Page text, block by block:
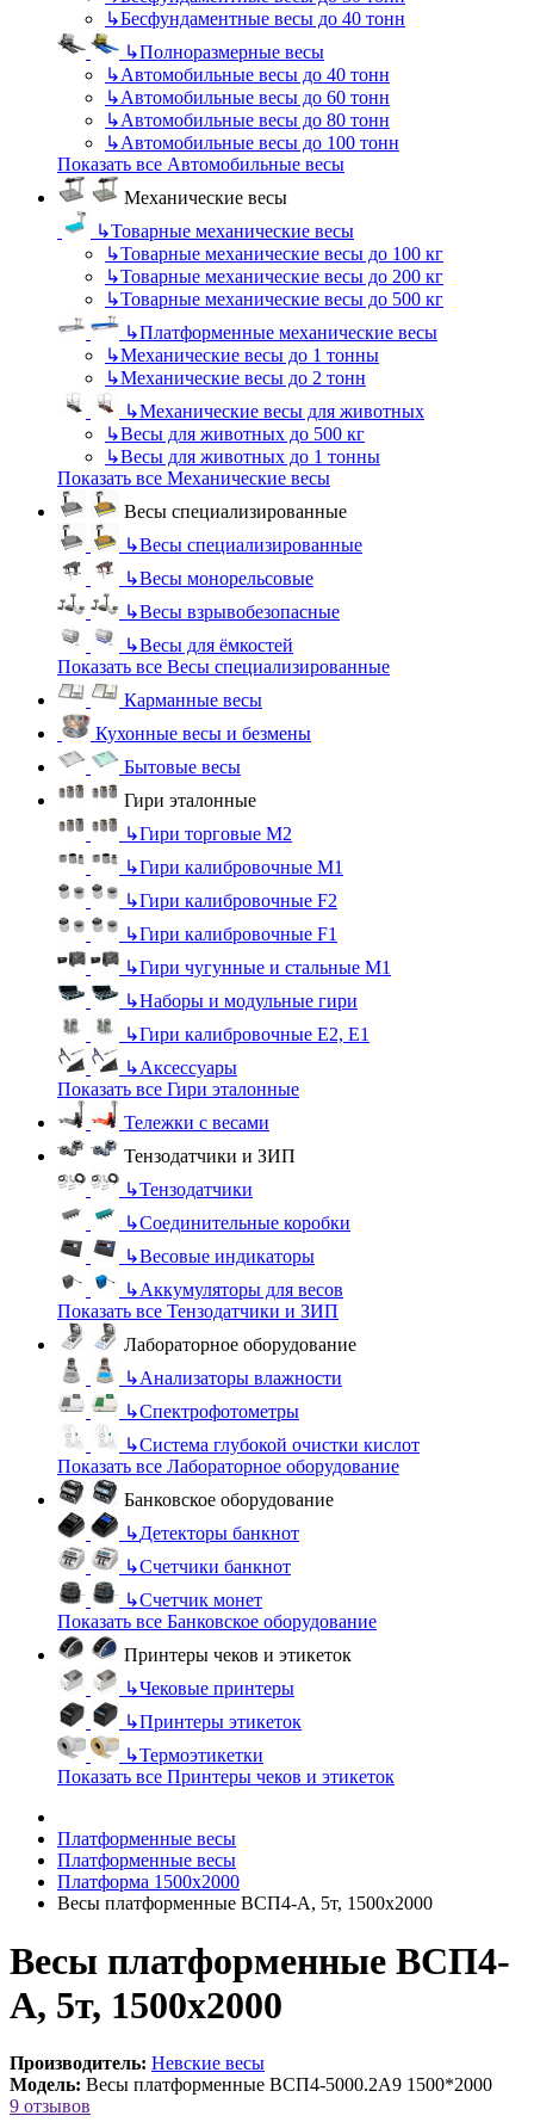
↳Бесфундаментные весы до 40 тонн
↳Полноразмерные весы
↳Автомобильные весы до 40 тонн
↳Автомобильные весы до 60 тонн
↳Автомобильные весы до 80 тонн
↳Автомобильные весы до 100 тонн
Показать все Автомобильные весы
Механические весы
↳Товарные механические весы
↳Товарные механические весы до 100 кг
↳Товарные механические весы до 200 кг
↳Товарные механические весы до 500 кг
↳Платформенные механические весы
↳Механические весы до 1 тонны
↳Механические весы до 2 тонн
↳Механические весы для животных
↳Весы для животных до 500 кг
↳Весы для животных до 1 тонны
Показать все Механические весы
Весы специализированные
↳Весы специализированные
↳Весы монорельсовые
↳Весы взрывобезопасные
↳Весы для ёмкостей
Показать все Весы специализированные
Карманные весы
Кухонные весы и безмены
Бытовые весы
Гири эталонные
↳Гири торговые М2
↳Гири калибровочные М1
↳Гири калибровочные F2
↳Гири калибровочные F1
↳Гири чугунные и стальные М1
↳Наборы и модульные гири
↳Гири калибровочные E2, Е1
↳Аксессуары
Показать все Гири эталонные
Тележки с весами
Тензодатчики и ЗИП
↳Тензодатчики
↳Соединительные коробки
↳Весовые индикаторы
↳Аккумуляторы для весов
Показать все Тензодатчики и ЗИП
Лабораторное оборудование
↳Анализаторы влажности
↳Спектрофотометры
↳Система глубокой очистки кислот
Показать все Лабораторное оборудование
Банковское оборудование
↳Детекторы банкнот
↳Счетчики банкнот
↳Счетчик монет
Показать все Банковское оборудование
Принтеры чеков и этикеток
↳Чековые принтеры
↳Принтеры этикеток
↳Термоэтикетки
Показать все Принтеры чеков и этикеток
Платформенные весы
Платформенные весы
Платформа 1500х2000
Весы платформенные ВСП4-А, 5т, 1500х2000
Весы платформенные ВСП4-
А, 5т, 1500х2000
Производитель: Невские весы
Модель: Весы платформенные ВСП4-5000.2А9 1500*2000
9 отзывов